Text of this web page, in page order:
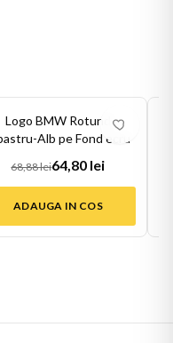
Logo BMW Rotund
Alb pe Fond ecru
68,88 lei64,80 lei
ADAUGA IN COS